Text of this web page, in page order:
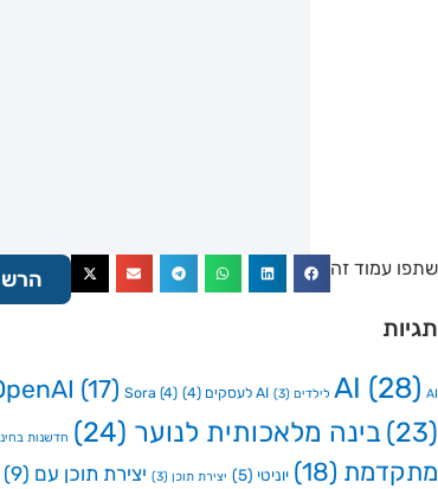
שתפו עמוד זה
תגיות
AI (28) AI לילדים (3) AI לעסקים (4)
(17) Sora (4)
(23)
בינה מלאכותית לנוער (24) חדשנות
מתקדמת (18) יוניטי (5) יצירת תוכן (3) יצירת תוכן עם AI (9)